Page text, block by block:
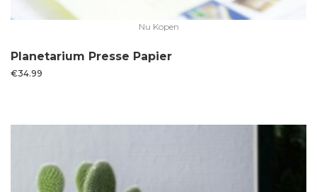
Nu Kopen
Planetarium Presse Papier
€34.99